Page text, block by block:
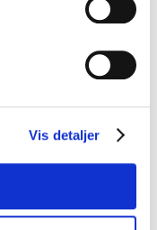
Vis detaljer
på til at anvende
den standard,
systemet